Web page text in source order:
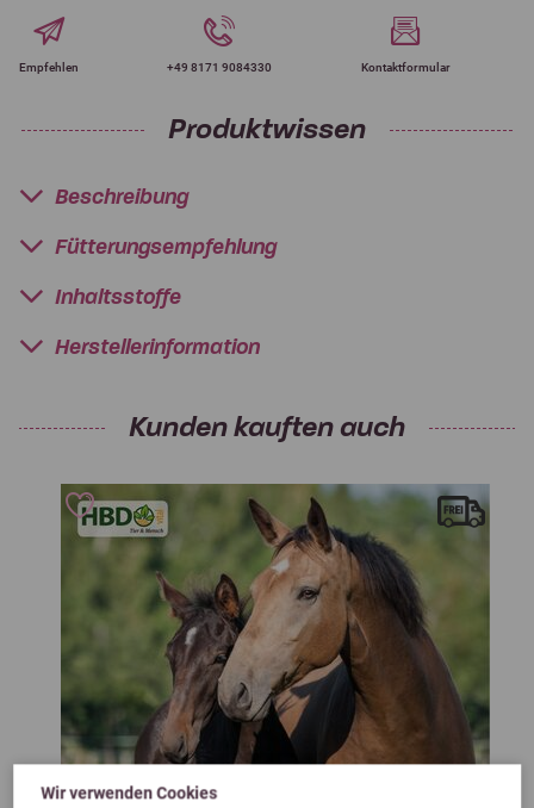
Wir verwenden Cookies
Empfehlen +49 8171 9084330 Kontaktformular
Produktwissen
Beschreibung
Fütterungsempfehlung
Inhaltsstoffe
Herstellerinformation
Kunden kauften auch